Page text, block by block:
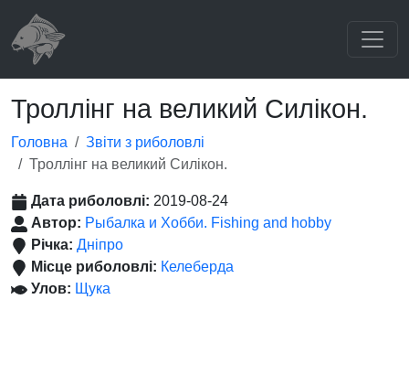
Троллінг на великий Силікон.
Головна
Звіти з риболовлі
Троллінг на великий Силікон.
Дата риболовлі: 2019-08-24
Автор: Рыбалка и Хобби. Fishing and hobby
Річка: Дніпро
Місце риболовлі: Келеберда
Улов: Щука